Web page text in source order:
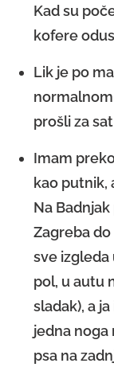
Kad su
kofere
Lik je po
prošli za
Imam
kao putnik,
Na
Zagreba do
sve izgleda
pol, u autu
sladak), a
jedna noga
psa na